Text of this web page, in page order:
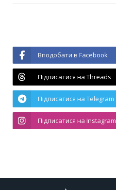
Вподобати в Facebook
Підписатися на Threads
Підписатися на Telegram
Підписатися на Instagram